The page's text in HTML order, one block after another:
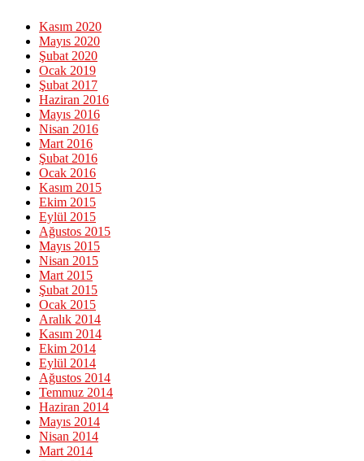
Kasım 2020
Mayıs 2020
Şubat 2020
Ocak 2019
Şubat 2017
Haziran 2016
Mayıs 2016
Nisan 2016
Mart 2016
Şubat 2016
Ocak 2016
Kasım 2015
Ekim 2015
Eylül 2015
Ağustos 2015
Mayıs 2015
Nisan 2015
Mart 2015
Şubat 2015
Ocak 2015
Aralık 2014
Kasım 2014
Ekim 2014
Eylül 2014
Ağustos 2014
Temmuz 2014
Haziran 2014
Mayıs 2014
Nisan 2014
Mart 2014